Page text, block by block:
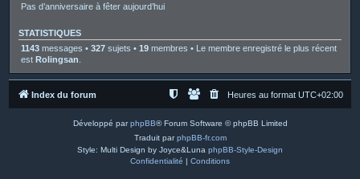
Pas d’anniversaire à fêter aujourd’hui
STATISTIQUES
1143 messages • 327 sujets • 19 membres • Le membre enregistré le plus récent
est Rolingsan
Index du forum Heures au format UTC+02:00
Développé parphpBB® Forum Software © phpBB Limited
Traduit parphpBB-fr.com
Style: Multi Design by Joyce&Luna phpBB-Style-Design
Confidentialité | Conditions